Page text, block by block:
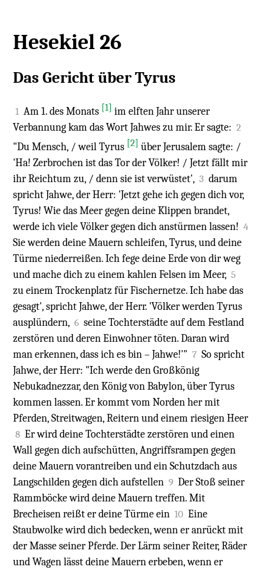
Hesekiel 26
Das Gericht über Tyrus
1 Am 1. des Monats [1] im elften Jahr unserer
Verbannung kam das Wort Jahwes zu mir. Er sagte: 2
"Du Mensch, / weil Tyrus [2] über Jerusalem sagte: /
'Ha! Zerbrochen ist das Tor der Völker! / Jetzt fällt mir
ihr Reichtum zu, / denn sie ist verwüstet', 3 darum
spricht Jahwe, der Herr: 'Jetzt gehe ich gegen dich vor,
Tyrus! Wie das Meer gegen deine Klippen brandet,
werde ich viele Völker gegen dich anstürmen lassen! 4
Sie werden deine Mauern schleifen, Tyrus, und deine
Türme niederreißen. Ich fege deine Erde von dir weg
und mache dich zu einem kahlen Felsen im Meer, 5
zu einem Trockenplatz für Fischernetze. Ich habe das
gesagt', spricht Jahwe, der Herr. 'Völker werden Tyrus
ausplündern, 6 seine Tochterstädte auf dem Festland
zerstören und deren Einwohner töten. Daran wird
man erkennen, dass ich es bin – Jahwe!'" 7 So spricht
Jahwe, der Herr: "Ich werde den Großkönig
Nebukadnezzar, den König von Babylon, über Tyrus
kommen lassen. Er kommt vom Norden her mit
Pferden, Streitwagen, Reitern und einem riesigen Heer
8 Er wird deine Tochterstädte zerstören und einen
Wall gegen dich aufschütten, Angriffsrampen gegen
deine Mauern vorantreiben und ein Schutzdach aus
Langschilden gegen dich aufstellen 9 Der Stoß seiner
Rammböcke wird deine Mauern treffen. Mit
Brecheisen reißt er deine Türme ein 10 Eine
Staubwolke wird dich bedecken, wenn er anrückt mit
der Masse seiner Pferde. Der Lärm seiner Reiter, Räder
und Wagen lässt deine Mauern erbeben, wenn er